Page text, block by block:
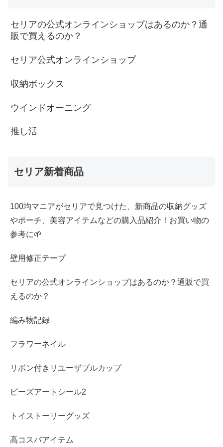
セリアの公式オンラインショップはあるのか？通
販で買えるのか？
セリア公式オンラインショップ
収納ボックス
ウインドオーニング
推し活
セリア新着商品
100均マニアがセリアで見つけた、新商品の収納グッズ
やポーチ、美容アイテムなどの購入品紹介！お買い物の
参考に🌱
壁用修正テープ
セリアの公式オンラインショップはあるのか？通販で買
えるのか？
編み物記録
フラワーネイル
リボン付きリユーザブルカップ
ビーズアートシール2
トイストーリーグッズ
高コスパアイテム